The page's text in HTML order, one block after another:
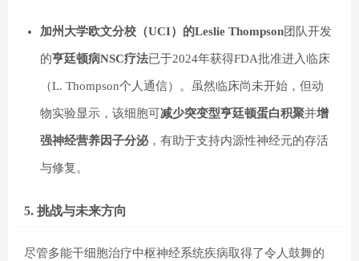
加州大学欧文分校（UCI）的Leslie Thompson团队开发
的亨廷顿病NSC疗法已于2024年获得FDA批准进入临床
（L. Thompson个人通信）。虽然临床尚未开始，但动
物实验显示，该细胞可减少突变型亨廷顿蛋白积聚并增
强神经营养因子分泌，有助于支持内源性神经元的存活
与修复。
5. 挑战与未来方向
尽管多能干细胞治疗中枢神经系统疾病取得了令人鼓舞的